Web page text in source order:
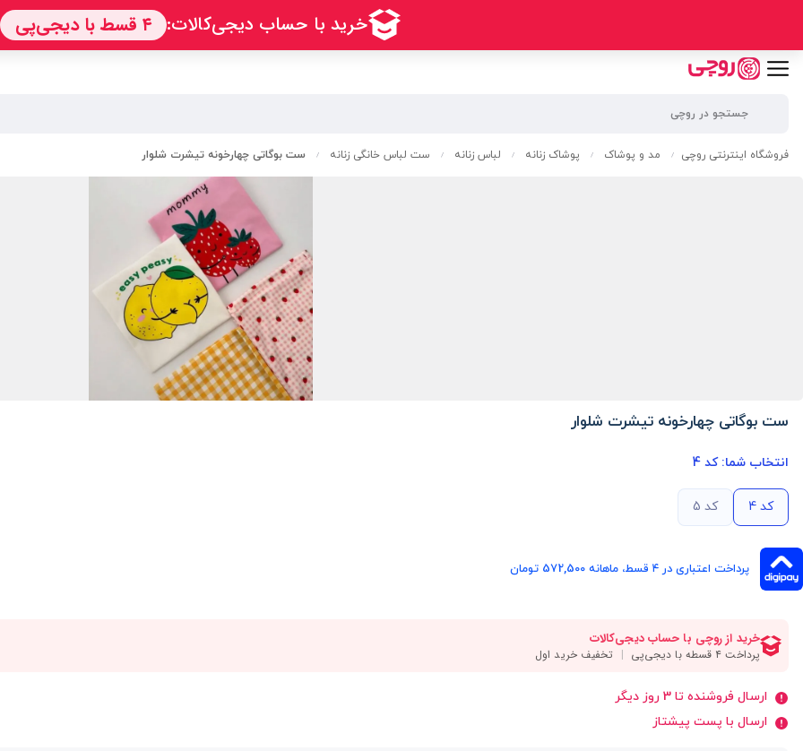
فروشگاه اینترنتی روچی / مد و پوشاک / پوشاک زنانه / لباس زنانه / ست لباس خانگی زنانه / ست بوگاتی چهارخونه تیشرت شلوار
ست بوگاتی چهارخونه تیشرت شلوار
انتخاب شما:کد 4
کد 4 کد 5
پرداخت اعتباری در ۴ قسط، ماهانه 572,500 تومان
ارسال فروشنده تا 3 روز دیگر
ارسال با پست پیشتاز